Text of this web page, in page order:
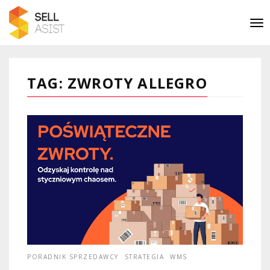
TAG: ZWROTY ALLEGRO
PORADNIK SPRZEDAWCY STRATEGIA WMS